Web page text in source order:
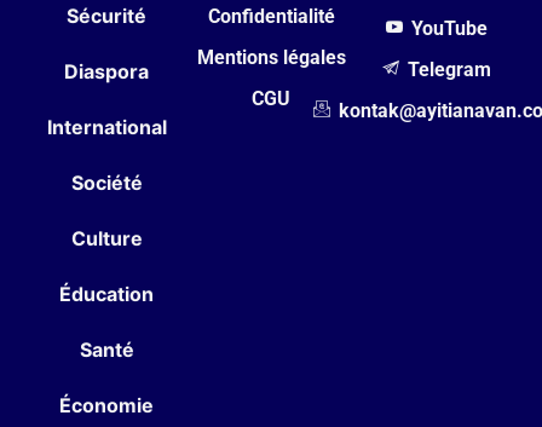
Sécurité
Diaspora
International
Société
Culture
Éducation
Santé
Économie
Confidentialité
Mentions légales
CGU
YouTube
Telegram